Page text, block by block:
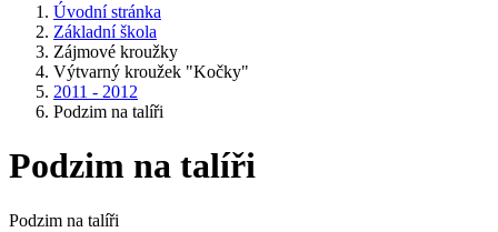
Úvodní stránka
Základní škola
Zájmové kroužky
Výtvarný kroužek "Kočky"
2011 - 2012
Podzim na talíři
Podzim na talíři
Podzim na talíři